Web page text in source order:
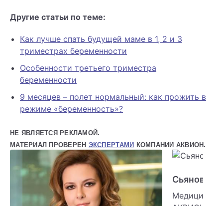
Другие статьи по теме:
Как лучше спать будущей маме в 1, 2 и 3
триместрах беременности
Особенности третьего триместра
беременности
9 месяцев – полет нормальный: как прожить в
режиме «беременность»?
НЕ ЯВЛЯЕТСЯ РЕКЛАМОЙ.
МАТЕРИАЛ ПРОВЕРЕН ЭКСПЕРТАМИ КОМПАНИИ АКВИОН.
Сьянова